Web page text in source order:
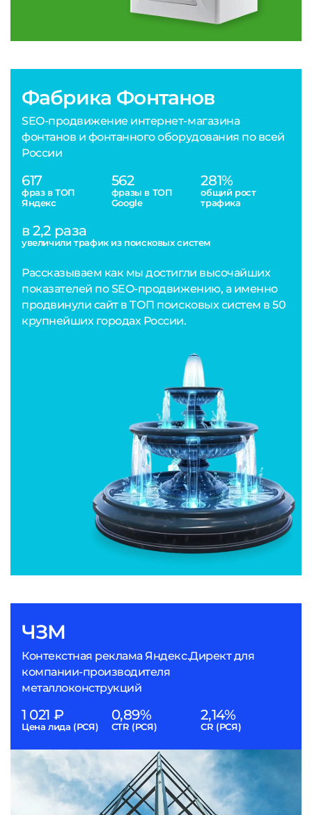
ЧЗМ
Контекстная реклама Яндекс.Директ для
компании-производителя
металлоконструкций
1 021 ₽
Цена лида (РСЯ)
0,89%
CTR (РСЯ)
2,14%
CR (РСЯ)
Фабрика Фонтанов
SEO-продвижение интернет-магазина
фонтанов и фонтанного оборудования по всей
России
617
фраз в ТОП
Яндекс
562
фразы в ТОП
Google
281%
общий рост
трафика
в 2,2 раза
увеличили трафик из поисковых систем
Рассказываем как мы достигли высочайших
показателей по SEO-продвижению, а именно
продвинули сайт в ТОП поисковых систем в 50
крупнейших городах России.